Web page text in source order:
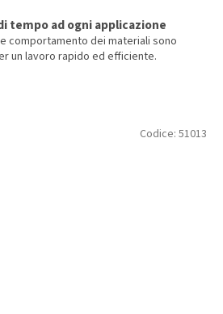
tempo ad ogni applicazione
comportamento dei materiali sono
un lavoro rapido ed efficiente.
Codice: 51013